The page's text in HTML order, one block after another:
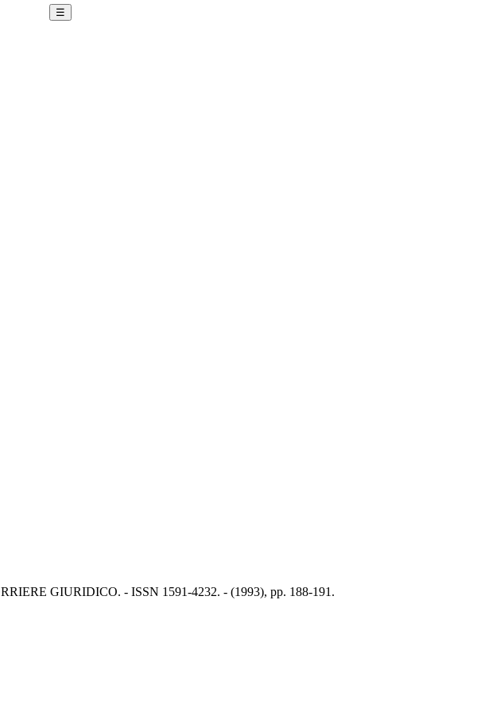
☰
GIURIDICO. - ISSN 1591-4232. - (1993), pp. 188-191.